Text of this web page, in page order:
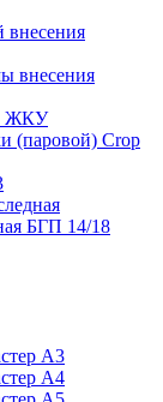
внесения
внесения
ЖКУ
(паровой) Crop
БГП 14/18
А3
А4